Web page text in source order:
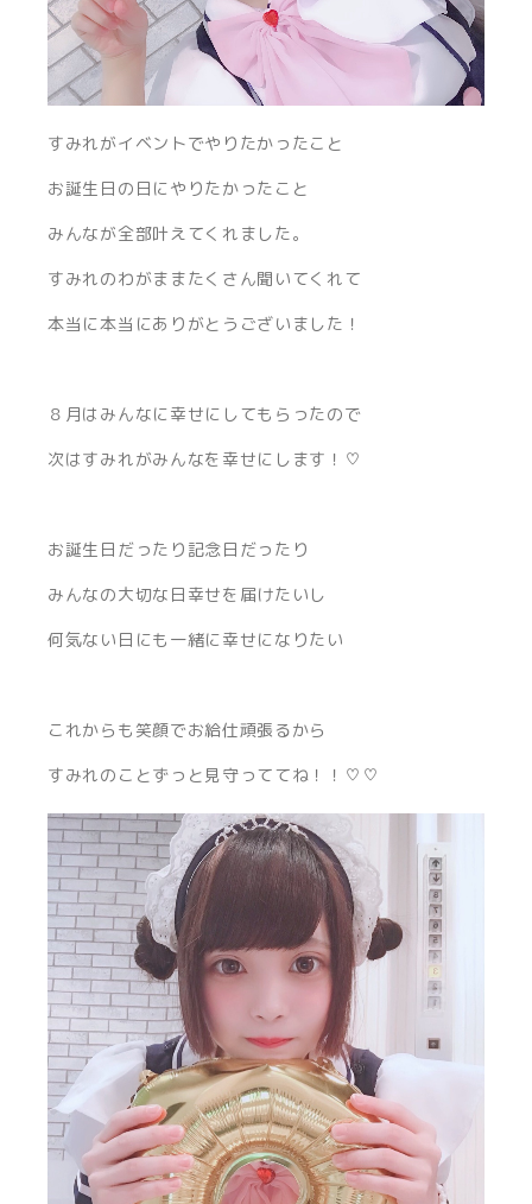
すみれがイベントでやりたかったこと
お誕生日の日にやりたかったこと
みんなが全部叶えてくれました。
すみれのわがままたくさん聞いてくれて
本当に本当にありがとうございました！
８月はみんなに幸せにしてもらったので
次はすみれがみんなを幸せにします！♡
お誕生日だったり記念日だったり
みんなの大切な日幸せを届けたいし
何気ない日にも一緒に幸せになりたい
これからも笑顔でお給仕頑張るから
すみれのことずっと見守っててね！！♡♡